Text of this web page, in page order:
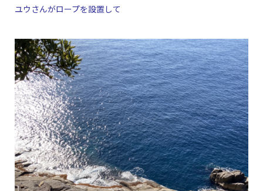
ユウさんがロープを設置して